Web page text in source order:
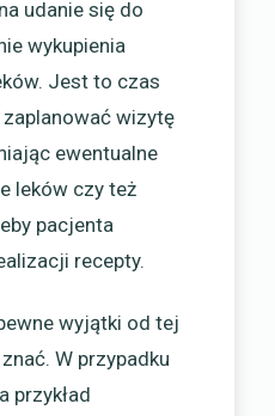
udanie się do
wykupienia
Jest to czas
wizytę
ewentualne
leków czy też
pacjenta
recepty.
wyjątki od tej
W przypadku
przykład